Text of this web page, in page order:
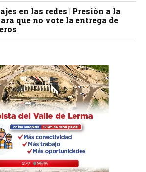
en las redes | Presión a la
que no vote la entrega de